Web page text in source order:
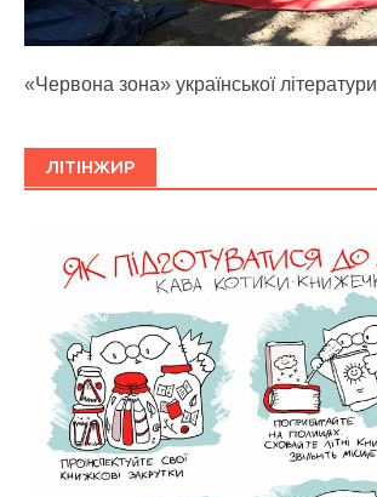
«Червона зона» української літератури
ЛІТІНЖИР